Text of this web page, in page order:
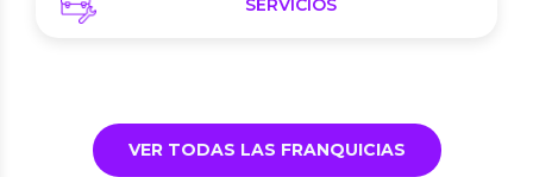
SERVICIOS
VER TODAS LAS FRANQUICIAS